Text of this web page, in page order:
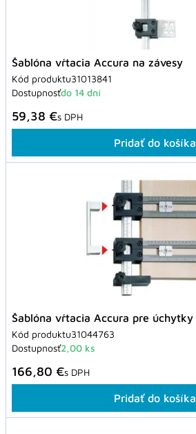
Šablóna vŕtacia Accura na závesy
Kód produktu31013841
Dostupnosťdo 14 dní
59,38 €s DPH
Pridať do košíka
Šablóna vŕtacia Accura pre úchytky
Kód produktu31044763
Dostupnosť2,00 ks
166,80 €s DPH
Pridať do košíka